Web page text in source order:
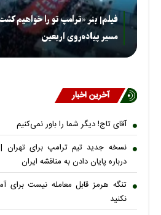
فیلم| بنر «ترامپ تو را خواهیم
مسیر پیاده‌روی اربعین
آخرین اخبار
آقای تاج! دیگر شما را باور نمی‌کنیم
نسخه جدید تیم ترامپ برای
درباره پایان دادن به مناقشه ایران
تنگه هرمز قابل معامله نیست برای
نکنید